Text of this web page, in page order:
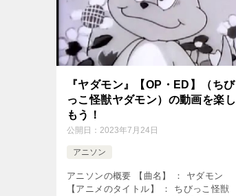
『ヤダモン』【OP・ED】（ちび
っこ怪獣ヤダモン）の動画を楽し
もう！
公開日： 2023年7月24日
アニソン
アニソンの概要 【曲名】 ： ヤダモン
【アニメのタイトル】 ： ちびっこ怪獣